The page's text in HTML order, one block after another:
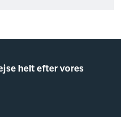
helt efter vores